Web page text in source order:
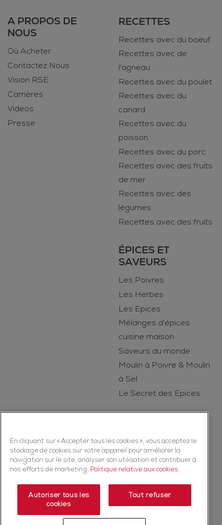
A PROPOS DE
NOUS
Où Acheter
Contactez Nous
Vision RSE
Carrières
Videos
Presse
RECETTES
Recettes avec du boeuf
Recettes avec de
l'agneau
Recettes avec du poulet
Recettes avec du
canard
Recettes avec du
poisson
Recettes avec du porc
Recettes avec des fruits
de mer
Recettes avec des
légumes
Recettes avec des fruits
ÉPICES ET
SAVEURS
Les Poivres
Les Herbes
Les Epices
Mélanges d'épices
cuisine maison
Saveurs du monde
Moulin à Poivre & Moulin
à Sel
Le Secret des Epices
Copyright © 2026 Ducros (McCormick & Company, Inc). Tous droits
réservés
Politique de confidentialité
Politique relative aux cookies
Plan du Site
En cliquant sur « Accepter tous les cookies », vous acceptez le
stockage de cookies sur votre appareil pour améliorer la
navigation sur le site, analyser son utilisation et contribuer à
nos efforts de marketing. Politique relative aux cookies
Autoriser tous les
cookies
Tout refuser